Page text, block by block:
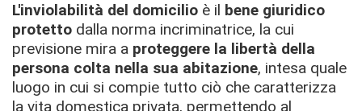
L'inviolabilità del domicilio è il bene giuridico
protetto dalla norma incriminatrice, la cui
previsione mira a proteggere la libertà della
persona colta nella sua abitazione, intesa quale
luogo in cui si compie tutto ciò che caratterizza
la vita domestica privata, permettendo al